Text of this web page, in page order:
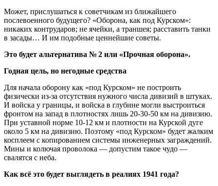
Может, прислушаться к советчикам из ближайшего
послевоенного будущего? «Оборона, как под Курском»:
никаких контрударов; не ячейки, а траншея; расставить танки
в засады… И им подобные ценнейшие советы.
Это будет альтернатива № 2 или «Прочная оборона».
Годная цель, но негодные средства
Для начала оборону как «под Курском» не построить
физически из-за отсутствия нужного числа дивизий в штуках.
И войска у границы, и войска в глубине могли выстроиться
фронтом на запад в плотностях лишь 20-30-50 км на дивизию.
При уставной норме 10-12 км и плотности на Курской дуге
около 5 км на дивизию. Поэтому «под Курском» будет жалким
косплеем с копированием системы инженерных заграждений.
Мины и колючая проволока — допустим такое чудо —
свалятся с неба.
Как всё это будет выглядеть в реалиях 1941 года?